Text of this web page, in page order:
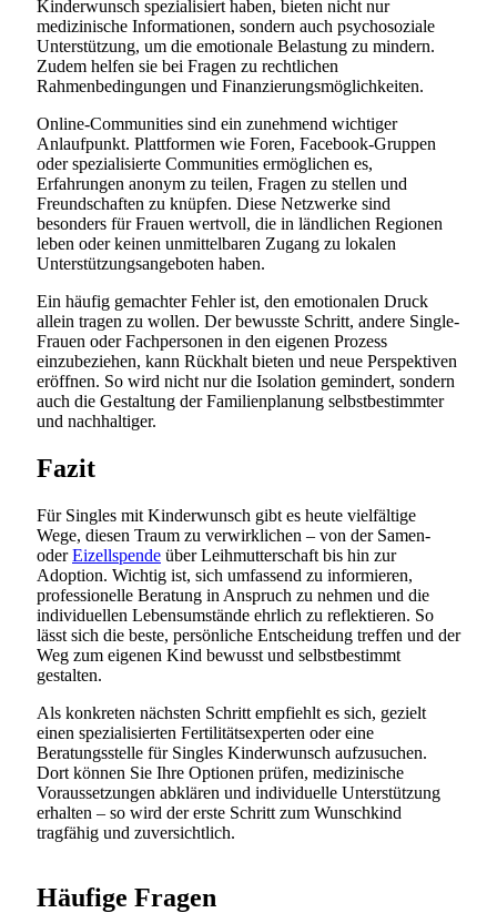
Kinderwunsch spezialisiert haben, bieten nicht nur
medizinische Informationen, sondern auch psychosoziale
Unterstützung, um die emotionale Belastung zu mindern.
Zudem helfen sie bei Fragen zu rechtlichen
Rahmenbedingungen und Finanzierungsmöglichkeiten.
Online-Communities sind ein zunehmend wichtiger
Anlaufpunkt. Plattformen wie Foren, Facebook-Gruppen
oder spezialisierte Communities ermöglichen es,
Erfahrungen anonym zu teilen, Fragen zu stellen und
Freundschaften zu knüpfen. Diese Netzwerke sind
besonders für Frauen wertvoll, die in ländlichen Regionen
leben oder keinen unmittelbaren Zugang zu lokalen
Unterstützungsangeboten haben.
Ein häufig gemachter Fehler ist, den emotionalen Druck
allein tragen zu wollen. Der bewusste Schritt, andere Single-
Frauen oder Fachpersonen in den eigenen Prozess
einzubeziehen, kann Rückhalt bieten und neue Perspektiven
eröffnen. So wird nicht nur die Isolation gemindert, sondern
auch die Gestaltung der Familienplanung selbstbestimmter
und nachhaltiger.
Fazit
Für Singles mit Kinderwunsch gibt es heute vielfältige
Wege, diesen Traum zu verwirklichen – von der Samen-
oderEizellspende über Leihmutterschaft bis hin zur
Adoption. Wichtig ist, sich umfassend zu informieren,
professionelle Beratung in Anspruch zu nehmen und die
individuellen Lebensumstände ehrlich zu reflektieren. So
lässt sich die beste, persönliche Entscheidung treffen und der
Weg zum eigenen Kind bewusst und selbstbestimmt
gestalten.
Als konkreten nächsten Schritt empfiehlt es sich, gezielt
einen spezialisierten Fertilitätsexperten oder eine
Beratungsstelle für Singles Kinderwunsch aufzusuchen.
Dort können Sie Ihre Optionen prüfen, medizinische
Voraussetzungen abklären und individuelle Unterstützung
erhalten – so wird der erste Schritt zum Wunschkind
tragfähig und zuversichtlich.
Häufige Fragen